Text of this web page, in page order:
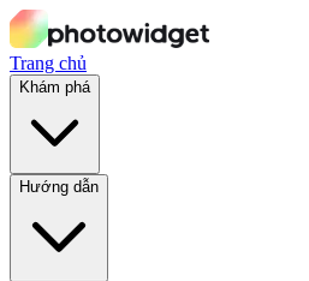
Trang chủ
Khám phá
Hướng dẫn